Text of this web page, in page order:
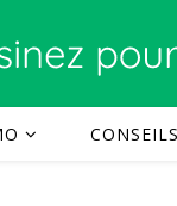
CONSEILS